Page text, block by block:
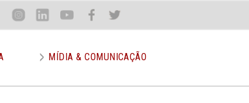
Inst Lin You Face Twit
MÍDIA & COMUNICAÇÃO